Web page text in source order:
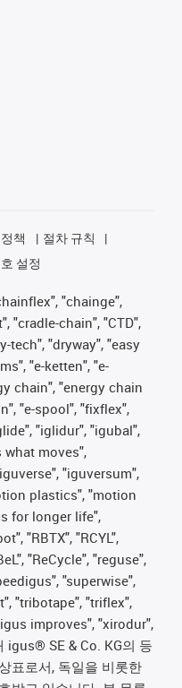
책
절차 규칙
설정
"chainge",
"cradle-chain", "CTD",
tech", "dryway", "easy
"e-ketten", "e-
chain", "energy chain
"e-spool", "fixflex",
"iglidur", "igubal",
moves",
"iguversum",
plastics", "motion
for longer life",
"RBTX", "RCYL",
"ReCycle", "reguse",
"superwise",
"tribotape", "triflex",
improves", "xirodur",
igus® SE & Co. KG의 등
표로서, 독일을 비롯한